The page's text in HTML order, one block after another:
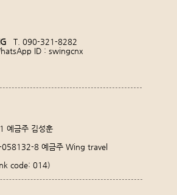
T. 090-321-8282
ID : swingcnx
예금주 김성훈
8 예금주 Wing travel
code: 014)